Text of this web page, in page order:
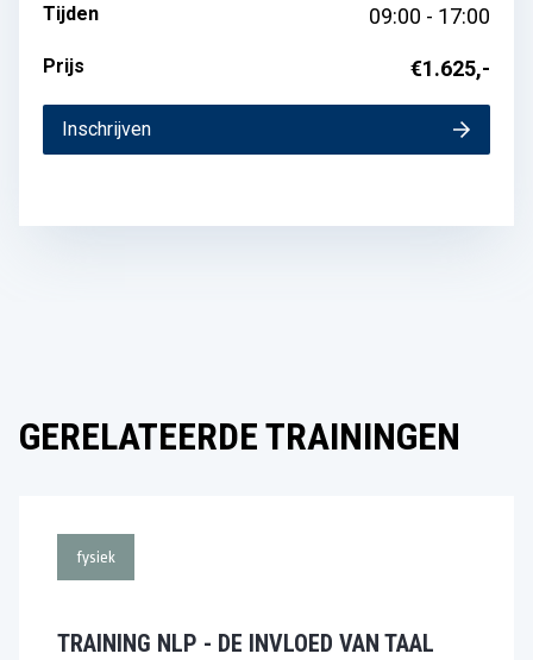
Tijden 09:00 - 17:00
Prijs €1.625,-
Inschrijven
GERELATEERDE TRAININGEN
fysiek
TRAINING NLP - DE INVLOED VAN TAAL